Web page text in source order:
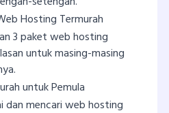
Hosting Termurah
3 paket web hosting
untuk masing-masing
untuk Pemula
dan mencari web hosting